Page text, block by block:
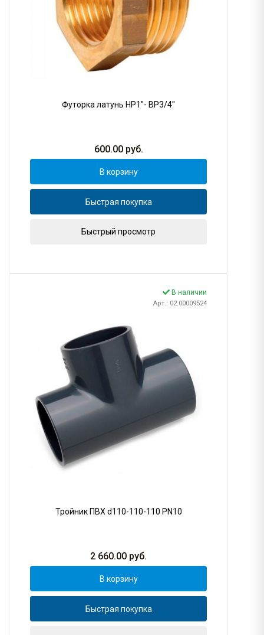
Футорка латунь НР1"- ВР3/4"
600.00руб.
В корзину
Быстрая покупка
Быстрый просмотр
В наличии
Арт.: 02.00009524
Тройник ПВХ d110-110-110 PN10
2 660.00 руб.
В корзину
Быстрая покупка